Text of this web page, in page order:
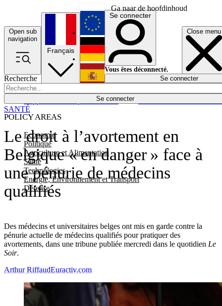
Ga naar de hoofdinhoud
Open sub
navigation
Close menu
Recherche
Se connecter
POLICY AREAS
Economie
Politique
Agriculture et Alimentation
Santé
Technologies
Energie, Environnement et Transport
Défense
Économie
Français
English
Deutsch
Español
Se connecter
Vous êtes déconnecté.
Se connecter
Le droit à l’avortement en
Belgique « en danger » face à
une pénurie de médecins
qualifiés
Des médecins et universitaires belges ont mis en garde contre la
pénurie actuelle de médecins qualifiés pour pratiquer des
avortements, dans une tribune publiée mercredi dans le quotidien Le
Soir.
SANTÉ
Arthur RiffaudEuractiv.com